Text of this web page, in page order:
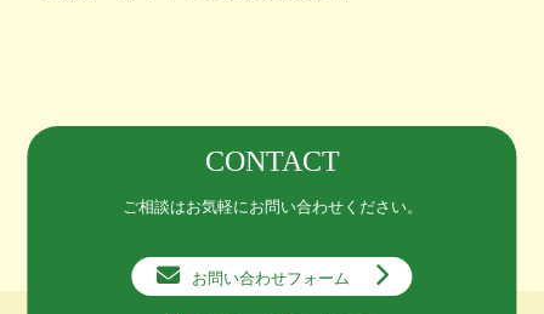
CONTACT
ご相談はお気軽にお問い合わせください。
お問い合わせフォーム